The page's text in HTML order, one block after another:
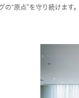
“原点”を守り続けます。